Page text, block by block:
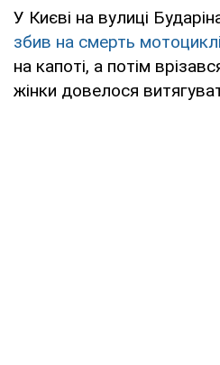
У Києві на вулиці
збив на смерть
на капоті, а потім
жінки довелося